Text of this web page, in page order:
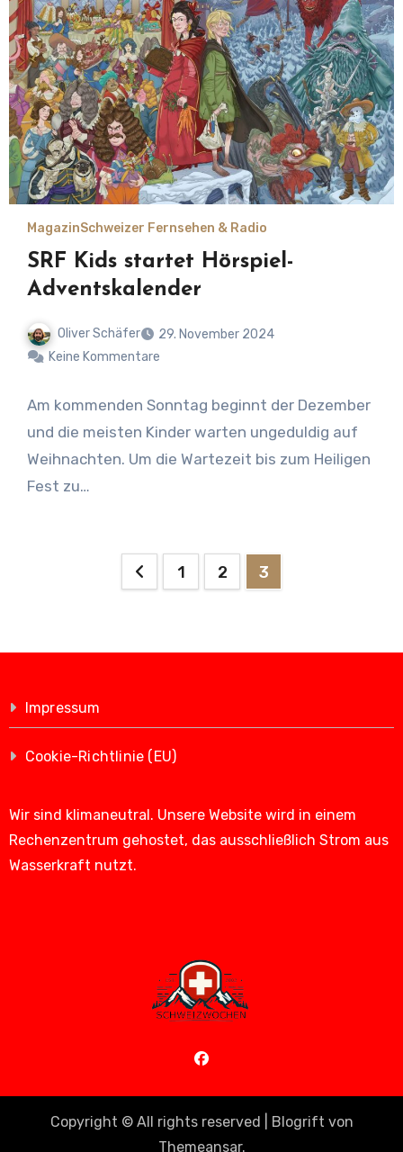
MagazinSchweizer Fernsehen & Radio
SRF Kids startet Hörspiel-
Adventskalender
Oliver Schäfer
29. November 2024
Keine Kommentare
Am kommenden Sonntag beginnt der Dezember
und die meisten Kinder warten ungeduldig auf
Weihnachten. Um die Wartezeit bis zum Heiligen
Fest zu…
Seitennummerierung
1 2 3
Impressum
Cookie-Richtlinie (EU)
Wir sind klimaneutral. Unsere Website wird in einem
Rechenzentrum gehostet, das ausschließlich Strom aus
Wasserkraft nutzt.
Copyright © All rights reserved Blogrift von
Themeansar.